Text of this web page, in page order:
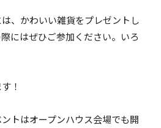
、かわいい雑貨をプレゼントし
にはぜひご参加ください。いろ
！
トはオープンハウス会場でも開